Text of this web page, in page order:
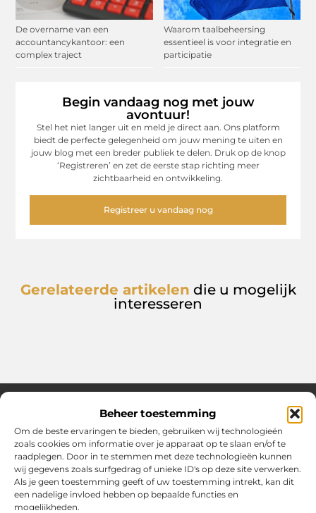
Beheer toestemming
Om de beste ervaringen te bieden, gebruiken wij technologieën
zoals cookies om informatie over je apparaat op te slaan en/of te
raadplegen. Door in te stemmen met deze technologieën kunnen
wij gegevens zoals surfgedrag of unieke ID's op deze site verwerken.
Als je geen toestemming geeft of uw toestemming intrekt, kan dit
een nadelige invloed hebben op bepaalde functies en
mogelijkheden.
De overname van een
accountancykantoor: een
complex traject
Waarom taalbeheersing
essentieel is voor integratie en
participatie
Begin vandaag nog met jouw
avontuur!
Stel het niet langer uit en meld je direct aan. Ons platform
biedt de perfecte gelegenheid om jouw mening te uiten en
jouw blog met een breder publiek te delen. Druk op de knop
‘Registreren’ en zet de eerste stap richting meer
zichtbaarheid en ontwikkeling.
Registreer u vandaag nog
Gerelateerde artikelen die u mogelijk
interesseren
Over Chobmak
Jouw gids voor inspiratie en tips uit het dagelijks leven.
Ontdek een brede verzameling blogs en artikelen die je helpen
om het meeste uit elke dag te halen, met praktische adviezen
en verrassende inzichten.